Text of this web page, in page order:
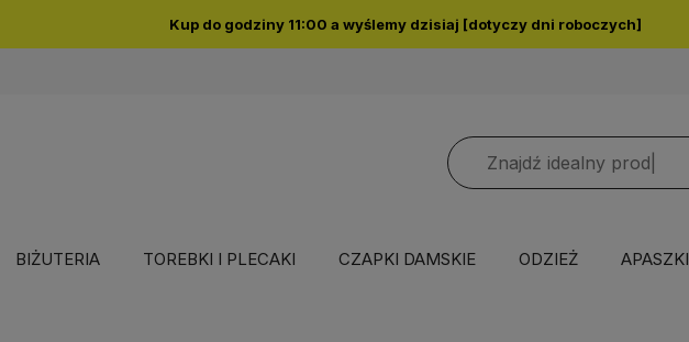
Kup do godziny 11:00 a wyślemy dzisiaj [dotyczy dni roboczych]
BIŻUTERIA TOREBKI I PLECAKI CZAPKI DAMSKIE ODZIEŻ APASZKI